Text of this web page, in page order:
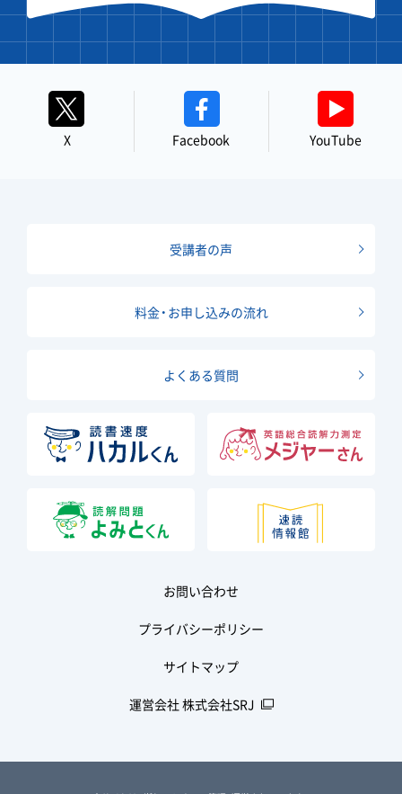
X Facebook YouTube
受講者の声
料金・お申し込みの流れ
よくある質問
お問い合わせ
プライバシーポリシー
サイトマップ
運営会社 株式会社SRJ